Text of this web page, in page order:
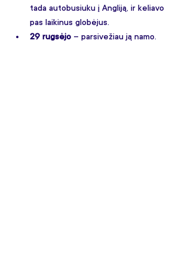
tada autobusiuku į Angliją, ir keliavo
pas laikinus globėjus.
29 rugsėjo – parsivežiau ją namo.